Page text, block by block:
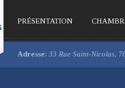
PRÉSENTATION
Adresse: 33 Rue Saint-Nicolas,